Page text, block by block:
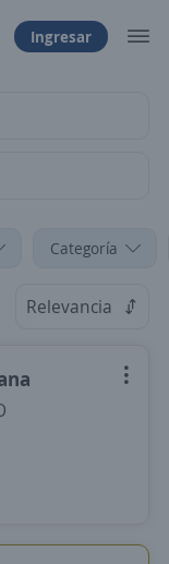
Ingresar
Categoría
Relevancia